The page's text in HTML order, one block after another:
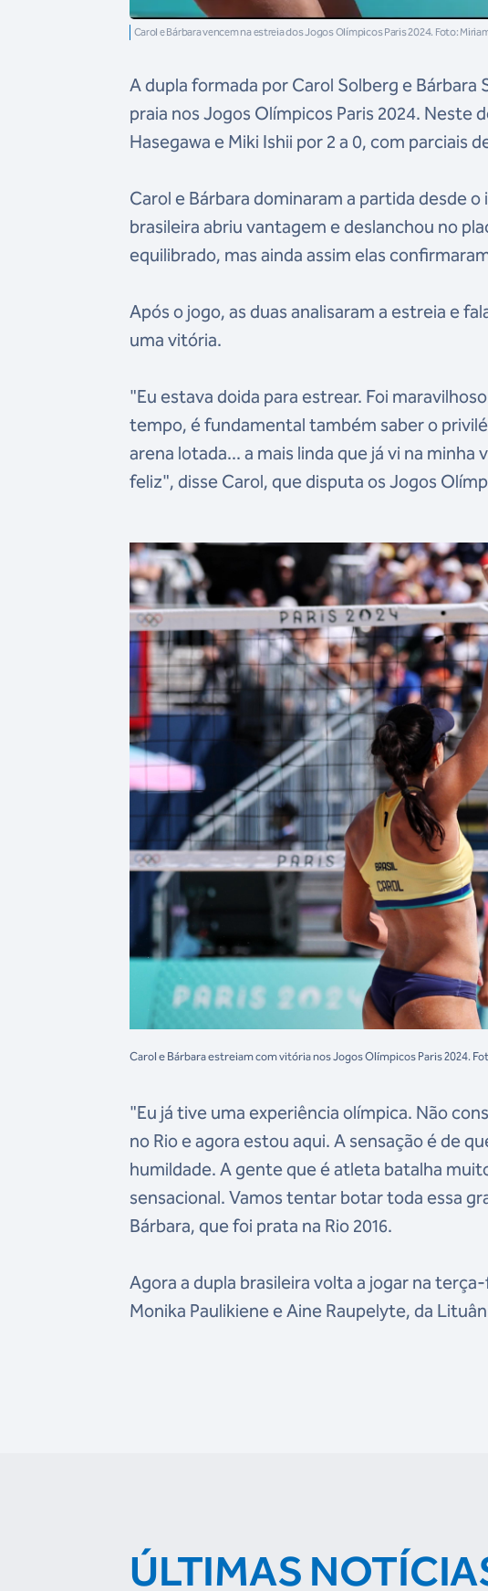
Carol e Bárbara vencem na estreia dos Jogos Olímpicos Paris 2024. Foto:
A dupla formada por Carol Solberg e
praia nos Jogos Olímpicos Paris 2024. Neste
Hasegawa e Miki Ishii por 2 a 0, com parciais de
Carol e Bárbara dominaram a partida desde
brasileira abriu vantagem e deslanchou no
equilibrado, mas ainda assim elas
Após o jogo, as duas analisaram a estreia e
uma vitória.
"Eu estava doida para estrear. Foi
tempo, é fundamental também saber o
arena lotada... a mais linda que já vi na
feliz", disse Carol, que disputa os Jogos
Carol e Bárbara estreiam com vitória nos Jogos Olímpicos Paris 2024.
"Eu já tive uma experiência olímpica. Não
no Rio e agora estou aqui. A sensação é de
humildade. A gente que é atleta batalha
sensacional. Vamos tentar botar toda essa
Bárbara, que foi prata na Rio 2016.
Agora a dupla brasileira volta a jogar na
Monika Paulikiene e Aine Raupelyte, da
ÚLTIMAS